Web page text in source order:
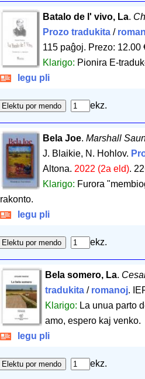
Batalo de l' vivo, La.
Prozo tradukita /
115 paĝoj. Prezo: 12.00
Klarigo: Pionira E-
legu pli
ekz.
Bela Joe.Marshall
J. Blaikie, N. Hohlov.
Altona. 2022 (2a eld).
Klarigo: Furora
rakonto.
legu pli
ekz.
Bela somero, La.
tradukita/ romanoj.
Klarigo: La unua parto
amo, espero kaj venko.
legu pli
ekz.